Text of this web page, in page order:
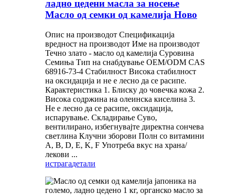
ладно цедени масла за носење
Масло од семки од камелија Ново
Опис на производот Спецификација
вредност на производот Име на производот
Течно злато - масло од камелија Суровина
Семиња Тип на снабдување OEM/ODM CAS
68916-73-4 Стабилност Висока стабилност
на оксидација и не е лесно да се расипе.
Карактеристика 1. Блиску до човечка кожа 2.
Висока содржина на олеинска киселина 3.
Не е лесно да се расипе, оксидација,
испарување. Складирање Суво,
вентилирано, избегнувајте директна сончева
светлина Клучни зборови Полн со витамини
A, B, D, E, K, F Употреба вкус на храна/
лекови ...
истрагадетали